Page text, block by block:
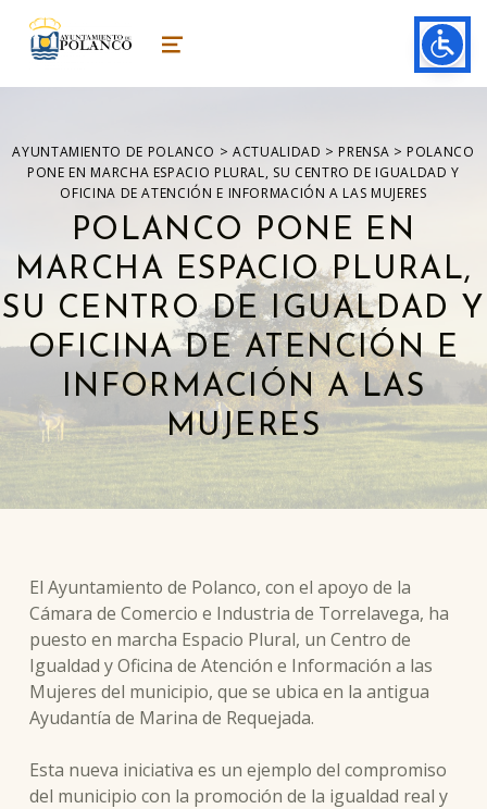
ayuntamiento de polanco
AYUNTAMIENTO DE POLANCO MENU
AYUNTAMIENTO DE POLANCO >ACTUALIDAD > PRENSA > POLANCO
PONE EN MARCHA ESPACIO PLURAL, SU CENTRO DE IGUALDAD Y
OFICINA DE ATENCIÓN E INFORMACIÓN A LAS MUJERES
POLANCO PONE EN
MARCHA ESPACIO PLURAL,
SU CENTRO DE IGUALDAD Y
OFICINA DE ATENCIÓN E
INFORMACIÓN A LAS
MUJERES
El Ayuntamiento de Polanco, con el apoyo de la
Cámara de Comercio e Industria de Torrelavega, ha
puesto en marcha Espacio Plural, un Centro de
Igualdad y Oficina de Atención e Información a las
Mujeres del municipio, que se ubica en la antigua
Ayudantía de Marina de Requejada.
Esta nueva iniciativa es un ejemplo del compromiso
del municipio con la promoción de la igualdad real y